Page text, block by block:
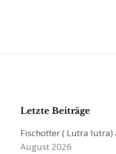
Letzte Beiträge
Fischotter ( Lutra
August 2026